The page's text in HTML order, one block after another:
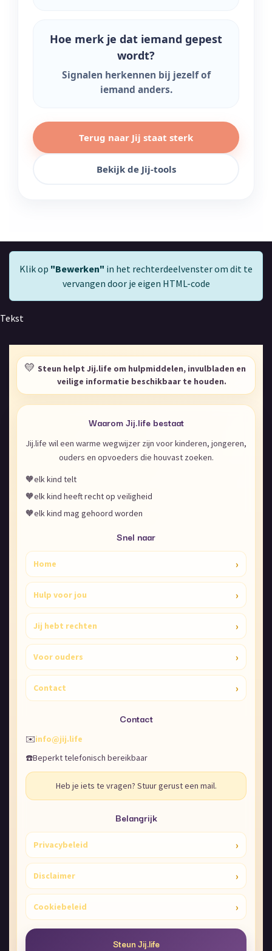
Hoe merk je dat iemand gepest
wordt?
Signalen herkennen bij jezelf of
iemand anders.
Terug naar Jij staat sterk
Bekijk de Jij-tools
Klik op "Bewerken" in het rechterdeelvenster om dit te
vervangen door je eigen HTML-code
Tekst
💛 Steun helpt Jij.life om hulpmiddelen, invulbladen en
veilige informatie beschikbaar te houden.
Waarom Jij.life bestaat
Jij.life wil een warme wegwijzer zijn voor kinderen, jongeren,
ouders en opvoeders die houvast zoeken.
🧡elk kind telt
🧡elk kind heeft recht op veiligheid
🧡elk kind mag gehoord worden
Snel naar
Home ›
Hulp voor jou ›
Jij hebt rechten ›
Voor ouders ›
Contact ›
Contact
✉️info@jij.life
☎️Beperkt telefonisch bereikbaar
Heb je iets te vragen? Stuur gerust een mail.
Belangrijk
Privacybeleid ›
Disclaimer ›
Cookiebeleid ›
Steun Jij.life